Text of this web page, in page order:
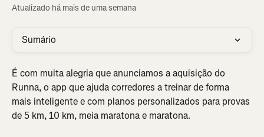
Atualizado há mais de uma semana
Sumário
É com muita alegria que anunciamos a aquisição do
Runna, o app que ajuda corredores a treinar de forma
mais inteligente e com planos personalizados para provas
de 5 km, 10 km, meia maratona e maratona.